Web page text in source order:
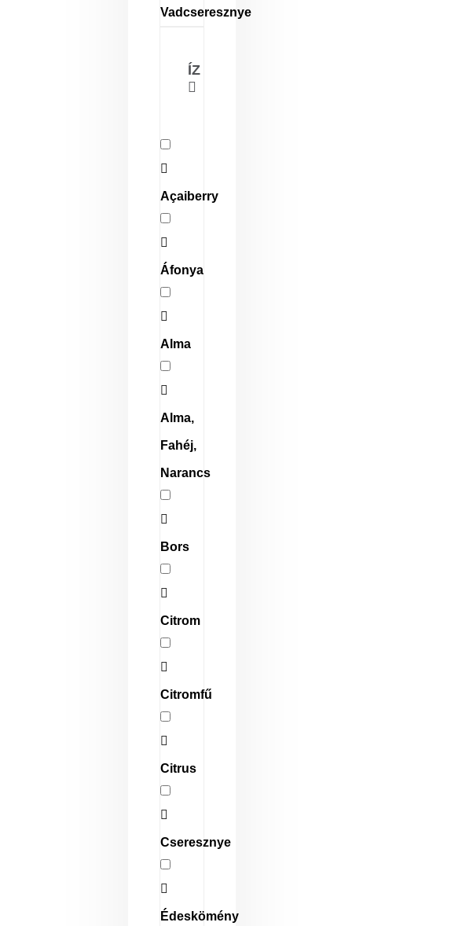
Vadcseresznye
ÍZ
Açaiberry
Áfonya
Alma
Alma,
Fahéj,
Narancs
Bors
Citrom
Citromfű
Citrus
Cseresznye
Édeskömény